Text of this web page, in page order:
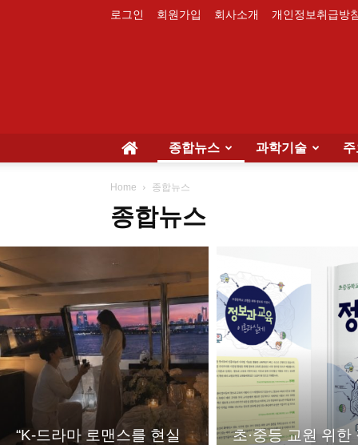
로그인 회원가입 회사소개 개인정보취급방
종합뉴스 과학기술
Home 종합뉴스
종합뉴스
“K-드라마 로맨스를 현실
초·중등 교원 위한